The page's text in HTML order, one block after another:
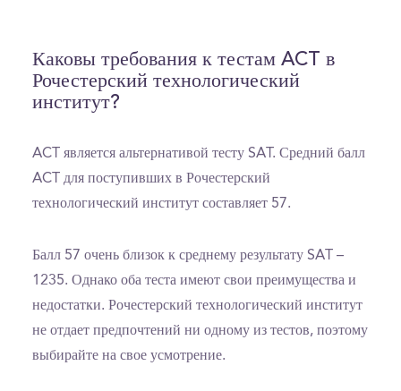
Каковы требования к тестам ACT в
Рочестерский технологический
институт?
ACT является альтернативой тесту SAT. Средний балл
ACT для поступивших в Рочестерский
технологический институт составляет 57.
Балл 57 очень близок к среднему результату SAT –
1235. Однако оба теста имеют свои преимущества и
недостатки. Рочестерский технологический институт
не отдает предпочтений ни одному из тестов, поэтому
выбирайте на свое усмотрение.